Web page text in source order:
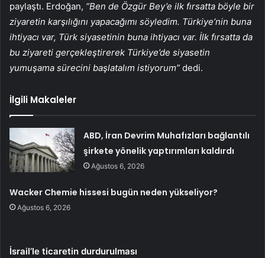
paylaştı. Erdoğan, “Ben de Özgür Bey’e ilk fırsatta böyle bir
ziyaretin karşılığını yapacağımı söyledim. Türkiye’nin buna
ihtiyacı var, Türk siyasetinin buna ihtiyacı var. İlk fırsatta da
bu ziyareti gerçekleştirerek Türkiye’de siyasetin
yumuşama sürecini başlatalım istiyorum” dedi.
İlgili Makaleler
ABD, İran Devrim Muhafızları bağlantılı
şirkete yönelik yaptırımları kaldırdı
Ağustos 6, 2026
Wacker Chemie hissesi bugün neden yükseliyor?
Ağustos 6, 2026
İsrail’le ticaretin durdurulması